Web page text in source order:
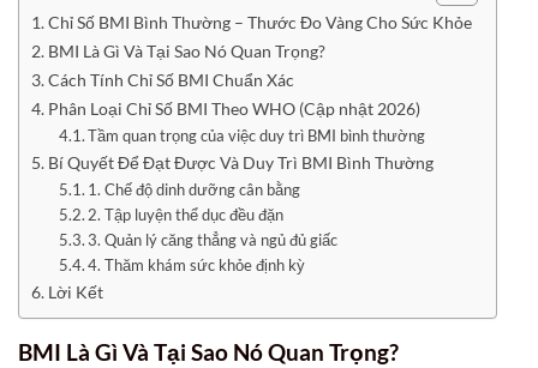
Chỉ Số BMI Bình Thường – Thước Đo Vàng Cho Sức Khỏe
BMI Là Gì Và Tại Sao Nó Quan Trọng?
Cách Tính Chỉ Số BMI Chuẩn Xác
Phân Loại Chỉ Số BMI Theo WHO (Cập nhật 2026)
Tầm quan trọng của việc duy trì BMI bình thường
Bí Quyết Để Đạt Được Và Duy Trì BMI Bình Thường
1. Chế độ dinh dưỡng cân bằng
2. Tập luyện thể dục đều đặn
3. Quản lý căng thẳng và ngủ đủ giấc
4. Thăm khám sức khỏe định kỳ
Lời Kết
BMI Là Gì Và Tại Sao Nó Quan Trọng?